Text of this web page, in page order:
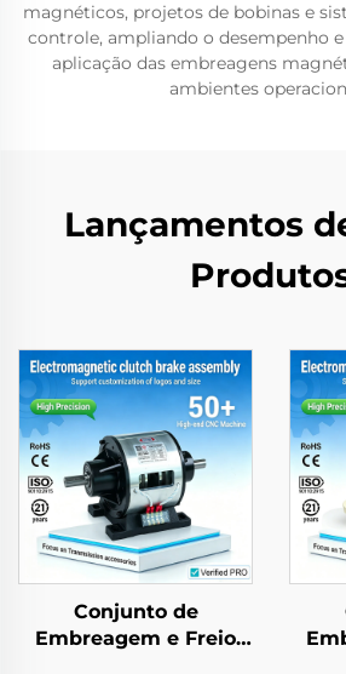
magnéticos, projetos de bobinas e
controle, ampliando o desempenho
aplicação das embreagens
ambientes
Lançamentos
Conjunto de
Embreagem e Freio